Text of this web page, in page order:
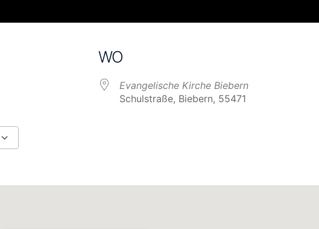
WO
Evangelische Kirche Biebern
Schulstraße, Biebern, 55471